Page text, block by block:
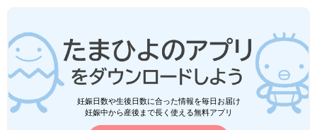
妊娠日数や生後日数に合った情報を毎日お届け
妊娠中から産後まで長く使える無料アプリ